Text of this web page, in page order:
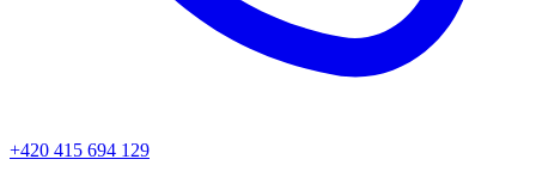
+420 415 694 129